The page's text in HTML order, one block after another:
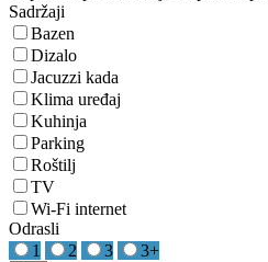
Sadržaji
Bazen
Dizalo
Jacuzzi kada
Klima uređaj
Kuhinja
Parking
Roštilj
TV
Wi-Fi internet
Odrasli
1
2 3 3+